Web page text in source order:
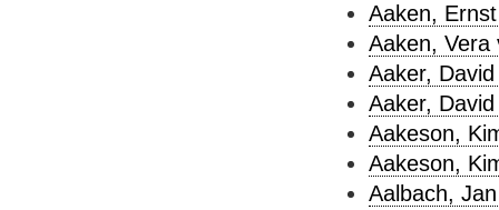
Aaken,
Aaken, Vera
Aaker,
Aaker,
Aakeson,
Aakeson,
Aalbach,